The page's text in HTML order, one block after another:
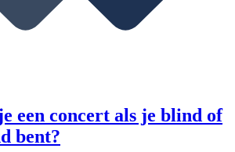
een concert als je blind of
bent?